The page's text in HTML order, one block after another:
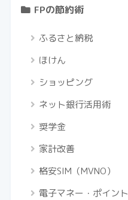
FPの節約術
ふるさと納税
ほけん
ショッピング
ネット銀行活用術
奨学金
家計改善
格安SIM（MVNO）
電子マネー・ポイント